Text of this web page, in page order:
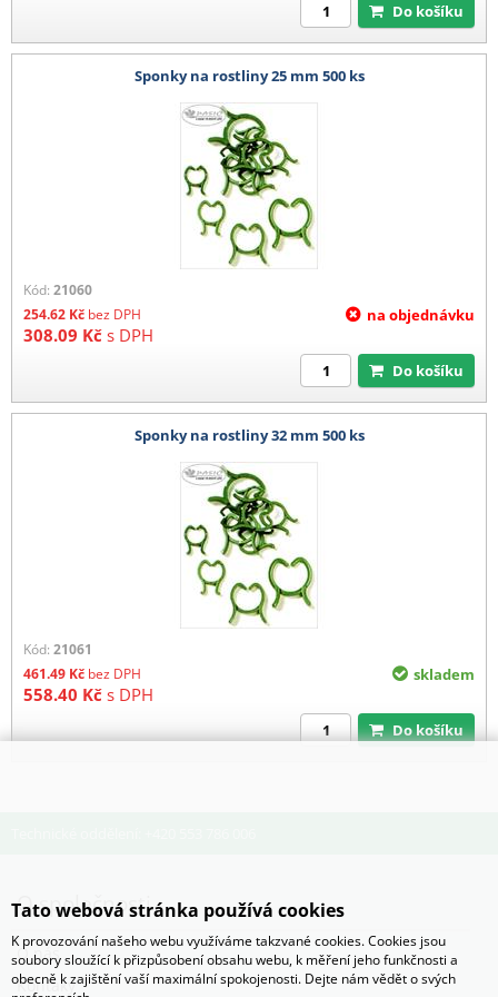
Do košíku
Sponky na rostliny 25 mm 500 ks
Kód: 21060
254.62 Kč bez DPH
308.09 Kč s DPH
na objednávku
Do košíku
Sponky na rostliny 32 mm 500 ks
Kód: 21061
461.49 Kč bez DPH
558.40 Kč s DPH
skladem
Do košíku
O společnosti
O nás
Kontaky
Tato webová stránka používá cookies
K provozování našeho webu využíváme takzvané cookies. Cookies jsou
soubory sloužící k přizpůsobení obsahu webu, k měření jeho funkčnosti a
obecně k zajištění vaší maximální spokojenosti. Dejte nám vědět o svých